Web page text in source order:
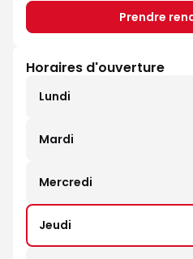
Prendre
Horaires d'ouverture
Lundi
Mardi
Mercredi
Jeudi